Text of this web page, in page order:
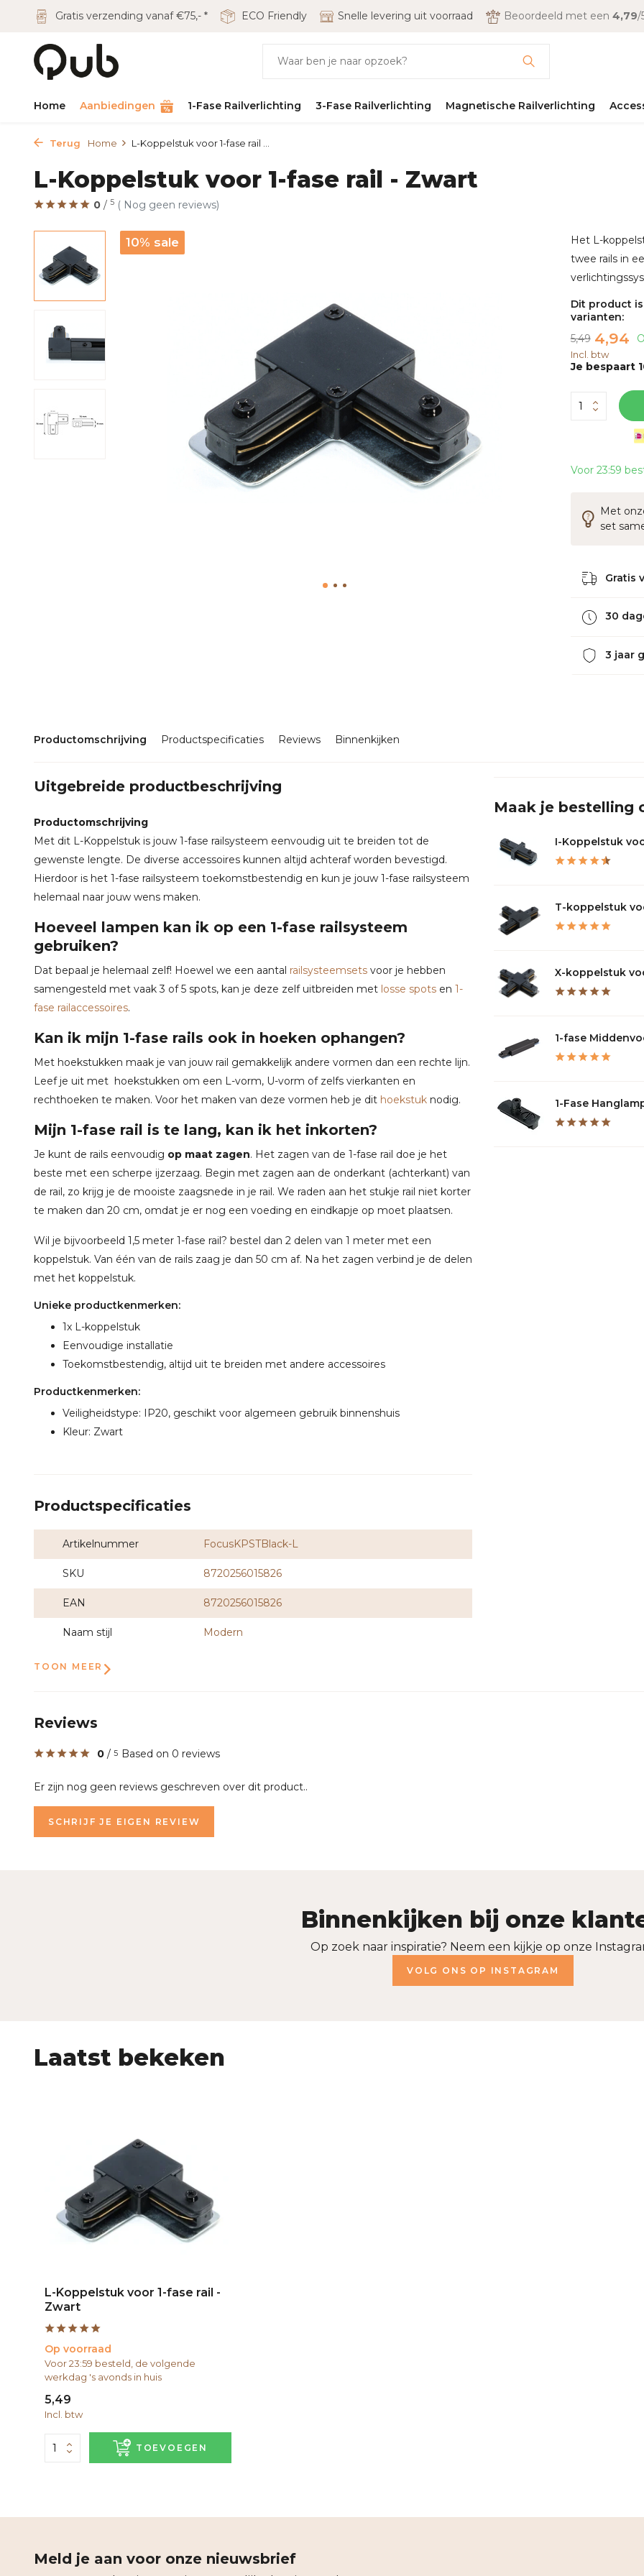
Gratis verzending vanaf €75,- * ECO Friendly Snelle levering uit voorraad Beoordeeld met een 4,79/
Home Aanbiedingen 1-Fase Railverlichting 3-Fase Railverlichting Magnetische Railverlichting
Terug Home L-Koppelstuk voor 1-fase rail ...
L-Koppelstuk voor 1-fase rail - Zwart
0 / 5 ( Nog geen reviews)
10% sale
Het L-
twee rails in
Dit product
varianten:
5,49 4,94
Incl. btw
Je bespaart
Voor 23:59
Met
set
Gratis
30
3 jaar
Productomschrijving Productspecificaties Reviews Binnenkijken
Uitgebreide productbeschrijving
Productomschrijving
Met dit L-Koppelstuk is jouw 1-fase railsysteem eenvoudig uit te breiden tot de
gewenste lengte. De diverse accessoires kunnen altijd achteraf worden bevestigd.
Hierdoor is het 1-fase railsysteem toekomstbestendig en kun je jouw 1-fase railsysteem
helemaal naar jouw wens maken.
Hoeveel lampen kan ik op een 1-fase railsysteem
gebruiken?
Dat bepaal je helemaal zelf! Hoewel we een aantal railsysteemsets voor je hebben
samengesteld met vaak 3 of 5 spots, kan je deze zelf uitbreiden met losse spots en 1-
fase railaccessoires.
Kan ik mijn 1-fase rails ook in hoeken ophangen?
Met hoekstukken maak je van jouw rail gemakkelijk andere vormen dan een rechte lijn.
Leef je uit met hoekstukken om een L-vorm, U-vorm of zelfs vierkanten en
rechthoeken te maken. Voor het maken van deze vormen heb je dit hoekstuk nodig.
Mijn 1-fase rail is te lang, kan ik het inkorten?
Je kunt de rails eenvoudig op maat zagen. Het zagen van de 1-fase rail doe je het
beste met een scherpe ijzerzaag. Begin met zagen aan de onderkant (achterkant) van
de rail, zo krijg je de mooiste zaagsnede in je rail. We raden aan het stukje rail niet korter
te maken dan 20 cm, omdat je er nog een voeding en eindkapje op moet plaatsen.
Wil je bijvoorbeeld 1,5 meter 1-fase rail? bestel dan 2 delen van 1 meter met een
koppelstuk. Van één van de rails zaag je dan 50 cm af. Na het zagen verbind je de delen
met het koppelstuk.
Unieke productkenmerken:
1x L-koppelstuk
Eenvoudige installatie
Toekomstbestendig, altijd uit te breiden met andere accessoires
Productkenmerken:
Veiligheidstype: IP20, geschikt voor algemeen gebruik binnenshuis
Kleur: Zwart
Productspecificaties
Artikelnummer FocusKPSTBlack-L
SKU 8720256015826
EAN 8720256015826
Naam stijl Modern
TOON MEER
Maak je bestelling
I-Koppelstuk
T-koppelstuk
X-koppelstuk
1-fase
1-Fase
Reviews
0 / 5 Based on 0 reviews
Er zijn nog geen reviews geschreven over dit product..
SCHRIJF JE EIGEN REVIEW
Binnenkijken bij onze
Op zoek naar inspiratie? Neem een kijkje op onze
VOLG ONS OP INSTAGRAM
Laatst bekeken
L-Koppelstuk voor 1-fase rail -
Zwart
Op voorraad
Voor 23:59 besteld, de volgende
werkdag 's avonds in huis
5,49
Incl. btw
TOEVOEGEN
Meld je aan voor onze nieuwsbrief